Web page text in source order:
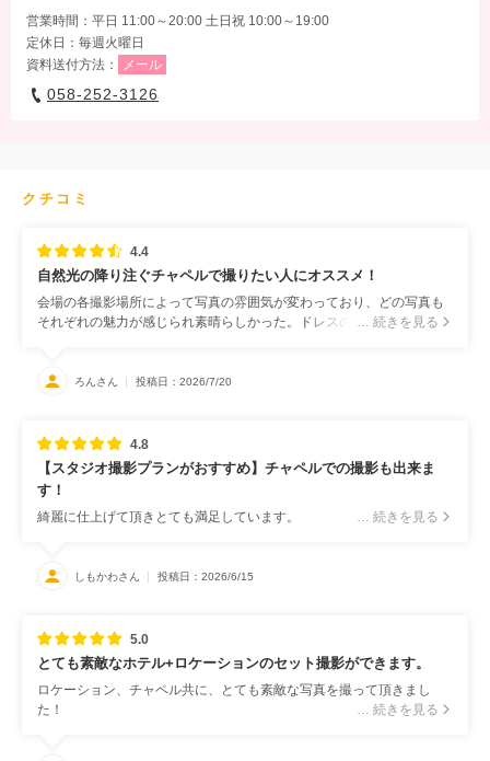
営業時間：平日 11:00～20:00 土日祝 10:00～19:00
定休日：毎週火曜日
資料送付方法：
メール
058-252-3126
クチコミ
4.4
自然光の降り注ぐチャペルで撮りたい人にオススメ！
会場の各撮影場所によって写真の雰囲気が変わっており、どの写真も
それぞれの魅力が感じられ素晴らしかった。ドレスのトレーンを使っ
… 続きを見る
ろんさん 投稿日：2026/7/20
4.8
【スタジオ撮影プランがおすすめ】チャペルでの撮影も出来ま
す！
綺麗に仕上げて頂きとても満足しています。 … 続きを見る
しもかわさん 投稿日：2026/6/15
5.0
とても素敵なホテル+ロケーションのセット撮影ができます。
ロケーション、チャペル共に、とても素敵な写真を撮って頂きまし
た！
… 続きを見る